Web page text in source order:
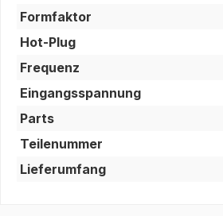
Formfaktor
Hot-Plug
Frequenz
Eingangsspannung
Parts
Teilenummer
Lieferumfang